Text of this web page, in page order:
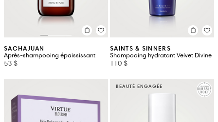
SACHAJUAN
Après-shampooing épaississant
53 $
SAINTS & SINNERS
Shampooing hydratant Velvet Divine
110 $
BEAUTÉ ENGAGÉE